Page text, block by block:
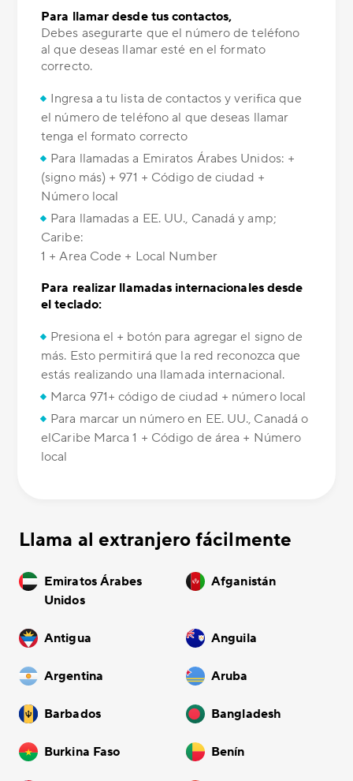
Para llamar desde tus contactos,
Debes asegurarte que el número de teléfono
al que deseas llamar esté en el formato
correcto.
Ingresa a tu lista de contactos y verifica que
el número de teléfono al que deseas llamar
tenga el formato correcto
Para llamadas a Emiratos Árabes Unidos: +
(signo más) + 971 + Código de ciudad +
Número local
Para llamadas a EE. UU., Canadá y amp;
Caribe:
1 + Area Code + Local Number
Para realizar llamadas internacionales desde
el teclado:
Presiona el + botón para agregar el signo de
más. Esto permitirá que la red reconozca que
estás realizando una llamada internacional.
Marca 971+ código de ciudad + número local
Para marcar un número en EE. UU., Canadá o
elCaribe Marca 1 + Código de área + Número
local
Llama al extranjero fácilmente
Emiratos Árabes
Unidos
Afganistán
Antigua Anguila
Argentina Aruba
Barbados Bangladesh
Burkina Faso Benín